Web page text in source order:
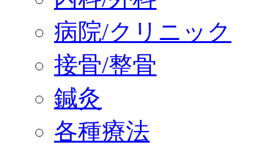
病院/クリニック
接骨/整骨
鍼灸
各種療法